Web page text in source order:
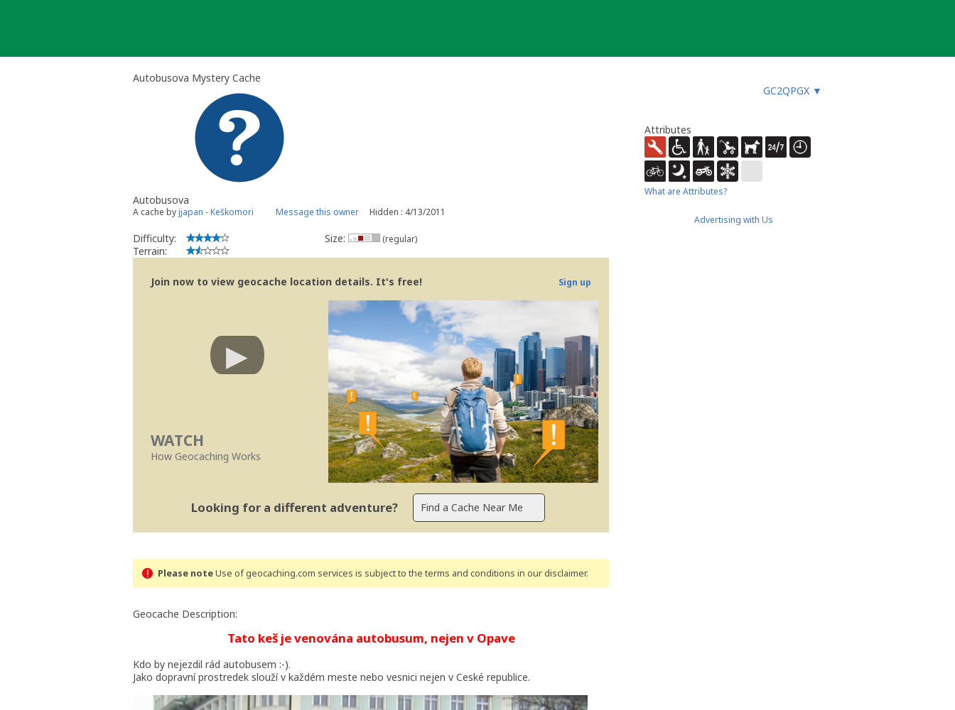
Autobusova Mystery Cache
GC2QPGX ▼
Autobusova
A cache byjjapan - Keškomori Message this owner Hidden : 4/13/2011
Difficulty:
Terrain:
Size: (regular)
Join now to view geocache location details. It's free! Sign up
WATCH
How Geocaching Works
Looking for a different adventure?
Please noteUse of geocaching.com services is subject to the terms and conditions in our disclaimer.
Geocache Description:
Tato keš je venována autobusum, nejen v Opave
Kdo by nejezdil rád autobusem :-).
Jako dopravní prostredek slouží v každém meste nebo vesnici nejen v Ceské republice.
Attributes
What are Attributes?
Advertising with Us